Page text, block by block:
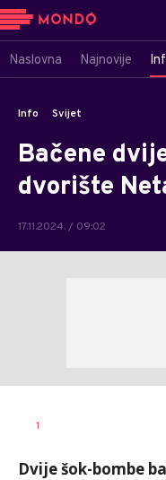
Naslovna Najnovije
Info Svijet
Bačene
dvorište
17.11.2024. / 09:02
AUTOR
1
Dvije šok-bombe